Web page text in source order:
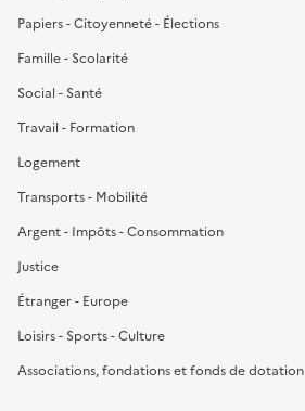
Papiers - Citoyenneté - Élections
Famille - Scolarité
Social - Santé
Travail - Formation
Logement
Transports - Mobilité
Argent - Impôts - Consommation
Justice
Étranger - Europe
Loisirs - Sports - Culture
Associations, fondations et fonds de dotation